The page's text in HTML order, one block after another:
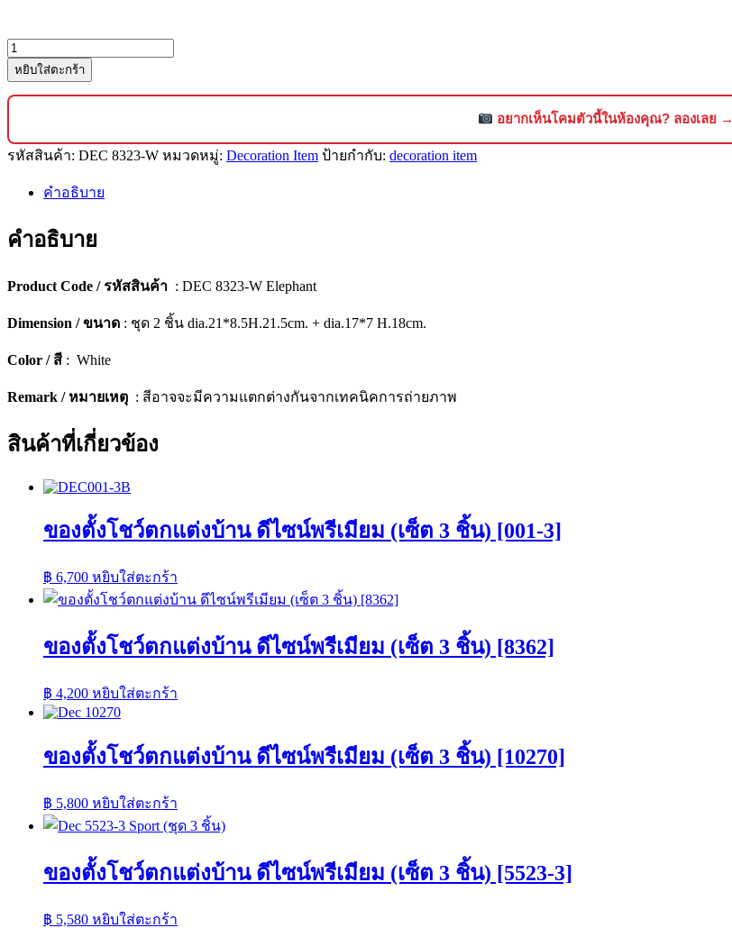
จำนวน
ของ
ตั้ง
ตกแต่ง
บ้าน
(เซ็ต
2
[8323-
ชิ้น
หยิบใส่ตะกร้า
อยากเห็นโคมตัวนี้ในห้องคุณ? ลองเลย →
รหัสสินค้า: DEC 8323-W หมวดหมู่: Decoration Item ป้ายกำกับ: decoration item
คำอธิบาย
คำอธิบาย
Product Code / รหัสสินค้า : DEC 8323-W Elephant
Dimension / ขนาด : ชุด 2 ชิ้น dia.21*8.5H.21.5cm. + dia.17*7 H.18cm.
Color / สี : White
Remark / หมายเหตุ : สีอาจจะมีความแตกต่างกันจากเทคนิคการถ่ายภาพ
สินค้าที่เกี่ยวข้อง
ของตั้งโชว์ตกแต่งบ้าน ดีไซน์พรีเมียม (เซ็ต 3 ชิ้น) [001-3]
฿ 6,700 หยิบใส่ตะกร้า
ของตั้งโชว์ตกแต่งบ้าน ดีไซน์พรีเมียม (เซ็ต 3 ชิ้น) [8362]
฿ 4,200 หยิบใส่ตะกร้า
ของตั้งโชว์ตกแต่งบ้าน ดีไซน์พรีเมียม (เซ็ต 3 ชิ้น) [10270]
฿ 5,800 หยิบใส่ตะกร้า
ของตั้งโชว์ตกแต่งบ้าน ดีไซน์พรีเมียม (เซ็ต 3 ชิ้น) [5523-3]
฿ 5,580 หยิบใส่ตะกร้า